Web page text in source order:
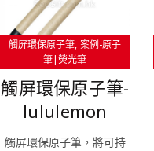
觸屏環保原子筆 案例-原子
筆|熒光筆
觸屏環保原子筆-
lululemon
觸屏環保原子筆，將可持